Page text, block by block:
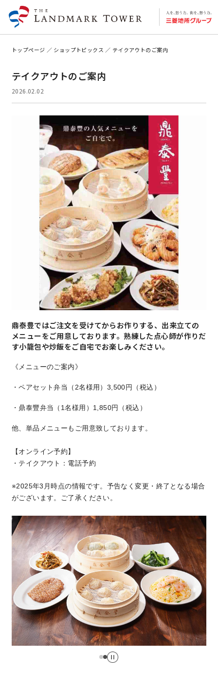
トップページ ショップトピックス テイクアウトのご案内
テイクアウトのご案内
2026.02.02
鼎泰豊ではご注文を受けてからお作りする、出来立ての
メニューをご用意しております。熟練した点心師が作りだ
す小籠包や炒飯をご自宅でお楽しみください。
《メニューのご案内》
・ペアセット弁当（2名様用）3,500円（税込）
・鼎泰豐弁当（1名様用）1,850円（税込）
他、単品メニューもご用意致しております。
【オンライン予約】
・テイクアウト：電話予約
※2025年3月時点の情報です。予告なく変更・終了となる場合
がございます。ご了承ください。